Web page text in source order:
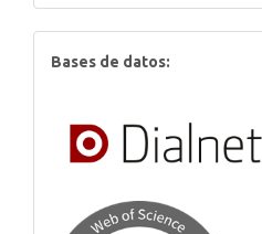
Bases de datos: